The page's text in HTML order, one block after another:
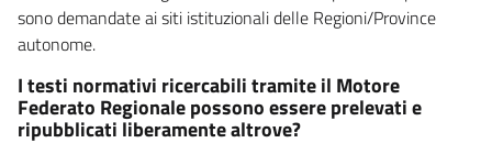
sono demandate ai siti istituzionali delle Regioni/Province
autonome.
I testi normativi ricercabili tramite il Motore
Federato Regionale possono essere prelevati e
ripubblicati liberamente altrove?